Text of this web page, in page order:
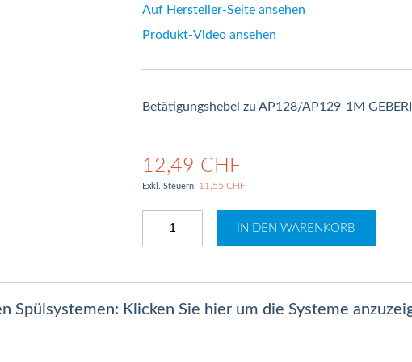
Auf Hersteller-Seite ansehen
Produkt-Video ansehen
Betätigungshebel zu AP128/AP129-1M
12,49 CHF
11,55 CHF
IN DEN WARENKORB
Spülsystemen: Klicken Sie hier um die Systeme